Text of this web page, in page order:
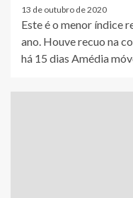
13 de outubro de 2020
Este é o menor índice
ano. Houve recuo na
há 15 dias Amédia